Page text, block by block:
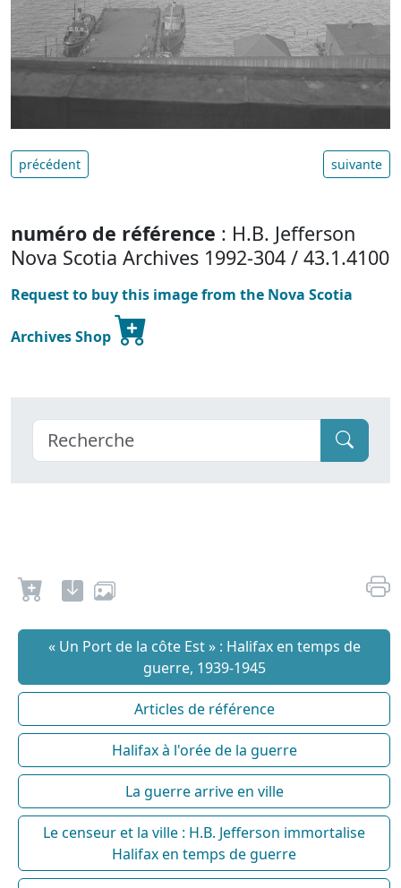
précédent suivante
numéro de référence : H.B. Jefferson
Nova Scotia Archives 1992-304 / 43.1.4100
Request to buy this image from the Nova Scotia
Archives Shop
« Un Port de la côte Est » : Halifax en temps de
guerre, 1939-1945
Articles de référence
Halifax à l'orée de la guerre
La guerre arrive en ville
Le censeur et la ville : H.B. Jefferson immortalise
Halifax en temps de guerre